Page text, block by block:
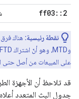
ff03:: 2
نقطة رئيسية:
وMTD، وهو أنّ اشتراك FTD عنوان البث المتعدد في
على المبيعات من أصل حتى